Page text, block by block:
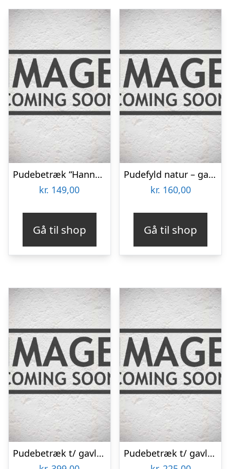
Pudebetræk “Hannah” t/ gavlpude m/ grønne blomster – Au Maison – 50×90
kr. 149,00
Gå til shop
Pudefyld natur – gavlpude 50×90 – AU Maison
kr. 160,00
Gå til shop
Pudebetræk t/ gavlpude “Gunhild” lysegrå – byNORD 50×90
Pudebetræk t/ gavlpude støvet blå quiltet – Ib Laursen 50×90